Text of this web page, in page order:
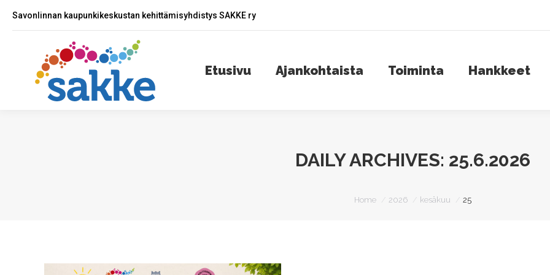
Savonlinnan kaupunkikeskustan kehittämisyhdistys SAKKE ry
Etusivu Ajankohtaista Toiminta Hankkeet
DAILY ARCHIVES: 25.6.2026
You are here:
Home 2026 kesäkuu 25
Etusivu